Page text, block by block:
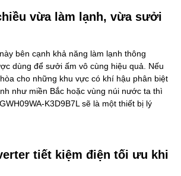
vừa làm lạnh, vừa sưởi
bên cạnh khả năng làm lạnh thông
dùng để sưởi ấm vô cùng hiệu quả. Nếu
cho những khu vực có khí hậu phân biệt
như miền Bắc hoặc vùng núi nước ta thì
K3D9B7L sẽ là một thiết bị lý
tiết kiệm điện tối ưu khi